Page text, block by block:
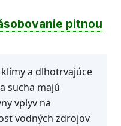
pitnou
a dlhotrvajúce
sucha majú
vplyv na
vodných zdrojov